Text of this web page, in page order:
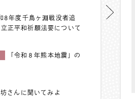
8年度千鳥ヶ淵戦没者追
正平和祈願法要について
「令和８年熊本地震」の
坊さんに聞いてみよ